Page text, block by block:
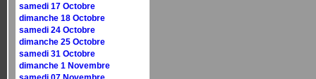
samedi 17 Octobre
dimanche 18 Octobre
samedi 24 Octobre
dimanche 25 Octobre
samedi 31 Octobre
dimanche 1 Novembre